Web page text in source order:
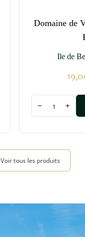
Domaine de
Ile de
Diminuer la
Voir tous les produits